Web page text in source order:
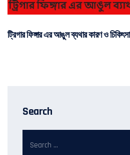
ট্রিগার ফিঙ্গার এর আঙুল ব্যথার কারণ ও চিকিৎসা
Search